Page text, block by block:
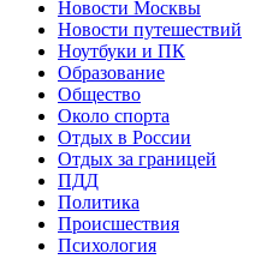
Новости Москвы
Новости путешествий
Ноутбуки и ПК
Образование
Общество
Около спорта
Отдых в России
Отдых за границей
ПДД
Политика
Происшествия
Психология